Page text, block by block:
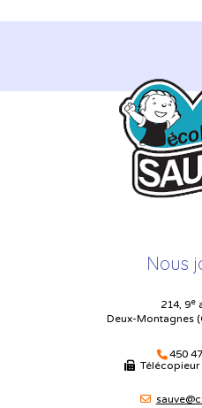
Nous
214, 9e
Deux-Montagnes
450
Télécopieur